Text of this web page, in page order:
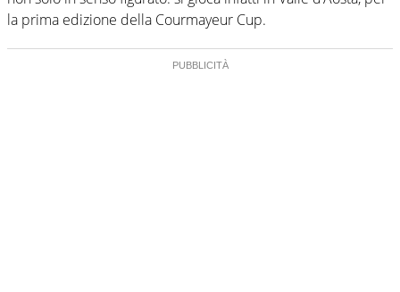
la prima edizione della Courmayeur Cup.